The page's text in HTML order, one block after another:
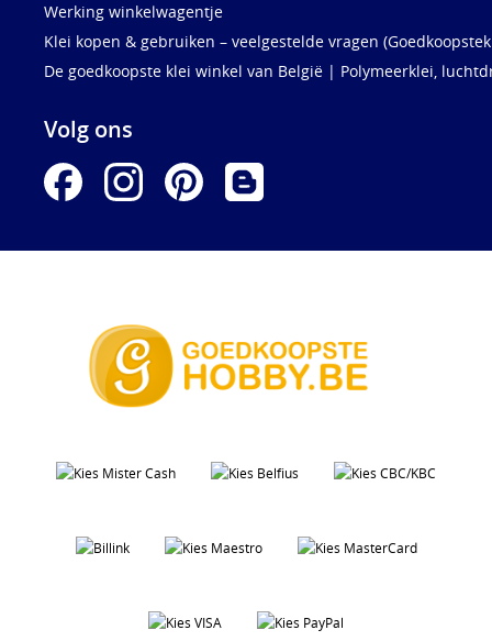
Werking winkelwagentje
Klei kopen & gebruiken – veelgestelde vragen
De goedkoopste klei winkel van België | Polymeerklei,
Volg ons